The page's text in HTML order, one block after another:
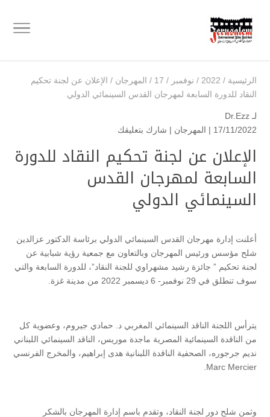
الرئيسية /
2022
/ نوفمبر /
17
/ المهرجان / الإعلان عن لجنة تحكيم
النقاد للدورة السابعة لمهرجان القدس السينمائي الدولي
لـ Dr.Ezz
17/11/2022 |
المهرجان | شارك بتعليقك
الإعلان عن لجنة تحكيم النقاد للدورة
السابعة لمهرجان القدس
السينمائي الدولي
أعلنت إدارة مهرجان القدس السينمائي الدولي برئاسة الدكتور عزالدين
شلح مؤسس ورئيس المهرجان وبالتعاون مع جمعية رؤية شبابية عن
لجنة تحكيم ” جائزة رشيد مشهراوي للجنة النقاد”، للدورة السابعة والتي
سوف تنطلق في 29 نوفمبر- 6 ديسمبر 2022 من مدينة غزة.
يترأس اللجنة الناقد السينمائي المغربي د. حمادي جيروم، وعضوية كل
من الناقدة السينمائية المصرية ماجدة موريس، الناقد السينمائي اللبناني
نديم جرجوره، الصحفية الناقدة اللبنانية هدى إبراهيم، والمخرج الفرنسي
Marc Mercier.
وثمن شلح دور لجنة النقاد، وتقدم باسم إدارة المهرجان بالشكر